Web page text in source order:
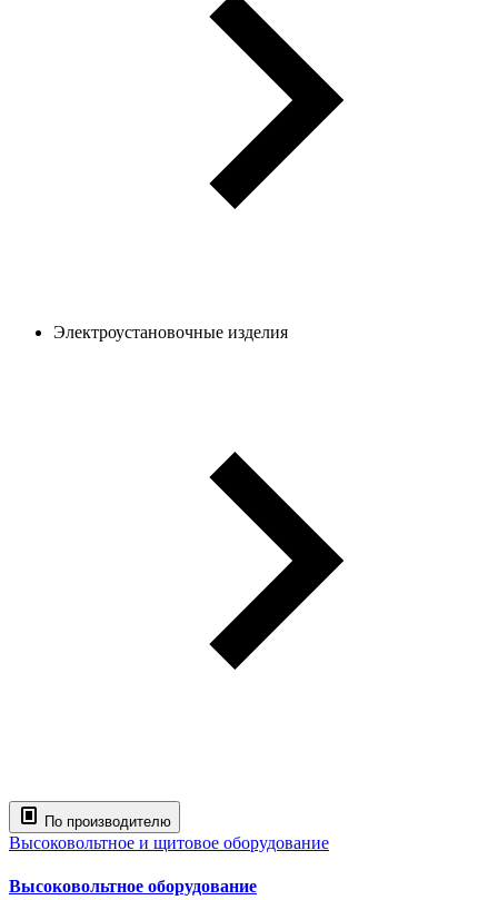
Электроустановочные изделия
По производителю
Высоковольтное и щитовое оборудование
Высоковольтное оборудование